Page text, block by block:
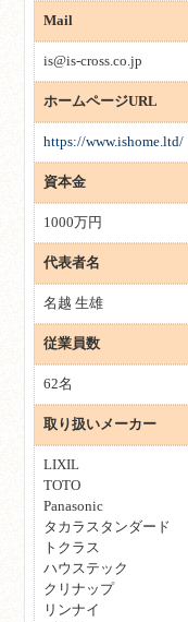
Mail
is@is-cross.co.jp
ホームページURL
https://www.ishome.ltd/
資本金
1000万円
代表者名
名越 生雄
従業員数
62名
取り扱いメーカー
LIXIL
TOTO
Panasonic
タカラスタンダード
トクラス
ハウステック
クリナップ
リンナイ